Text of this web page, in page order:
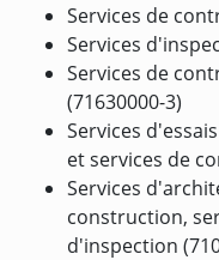
Services de
Services
Services de
(71630000-3)
Services
et services de
Services
construction,
d'inspection